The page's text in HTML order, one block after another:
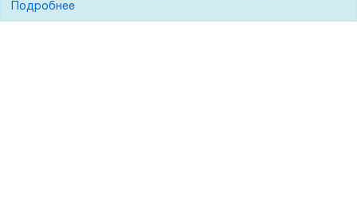
Гарантии и возврат
Подробнее